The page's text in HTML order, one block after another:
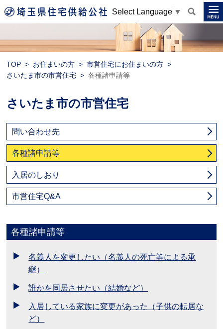
Select Language ▼
TOP お住まいの方
市営住宅にお住まいの方
さいたま市の市営住宅
各種諸申請等
さいたま市の市営住宅
問い合わせ先
各種諸申請等
入居のしおり
市営住宅Q&A
各種諸申請等
名義人を変更したい（名義人の死亡等による承
継）
誰かを同居させたい（結婚など）
入居している家族に変更があった（子供の転居な
ど）